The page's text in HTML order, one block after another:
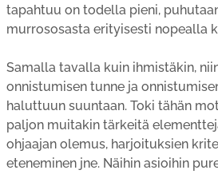
tapahtuu on todella pieni,
murrososasta erityisesti nopealla
Samalla tavalla kuin ihmistäkin,
onnistumisen tunne ja
haluttuun suuntaan. Toki tähän
paljon muitakin tärkeitä
ohjaajan olemus, harjoituksien
eteneminen jne. Näihin asioihin